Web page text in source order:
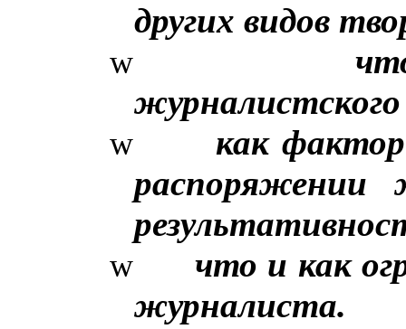
других видов
w
w
как
распоряжении
w
что и как
журналиста.